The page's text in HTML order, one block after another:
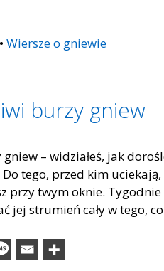
• Wiersze o gniewie
burzy gniew
– widziałeś, jak
tego, przed kim
przy twym oknie. Tygodnie
jej strumień cały w tego,